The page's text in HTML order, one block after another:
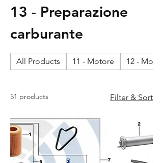
13 - Preparazione
carburante
All Products 11 - Motore 12 -
51 products Filter & Sort